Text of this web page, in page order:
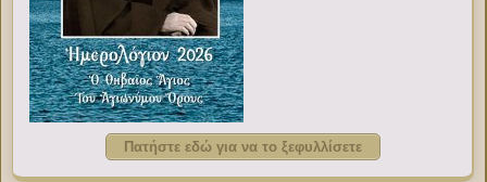
Πατήστε εδώ για να το ξεφυλλίσετε